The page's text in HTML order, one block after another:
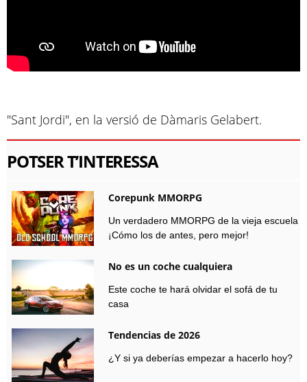
"Sant Jordi", en la versió de Dàmaris Gelabert.
POTSER T’INTERESSA
Corepunk MMORPG
Un verdadero MMORPG de la vieja escuela
¡Cómo los de antes, pero mejor!
No es un coche cualquiera
Este coche te hará olvidar el sofá de tu
casa
Tendencias de 2026
¿Y si ya deberías empezar a hacerlo hoy?